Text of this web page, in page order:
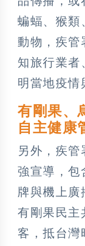
蝙蝠、猴類
動物，疾管
知旅行業者
明當地疫情
有剛果、
自主健康
另外，疾管
強宣導，包
牌與機上廣
有剛果民主
客，抵台灣